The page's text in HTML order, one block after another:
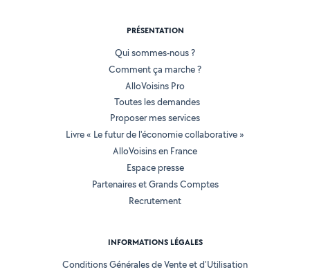
PRÉSENTATION
Qui sommes-nous ?
Comment ça marche ?
AlloVoisins Pro
Toutes les demandes
Proposer mes services
Livre « Le futur de l'économie collaborative »
AlloVoisins en France
Espace presse
Partenaires et Grands Comptes
Recrutement
INFORMATIONS LÉGALES
Conditions Générales de Vente et d'Utilisation